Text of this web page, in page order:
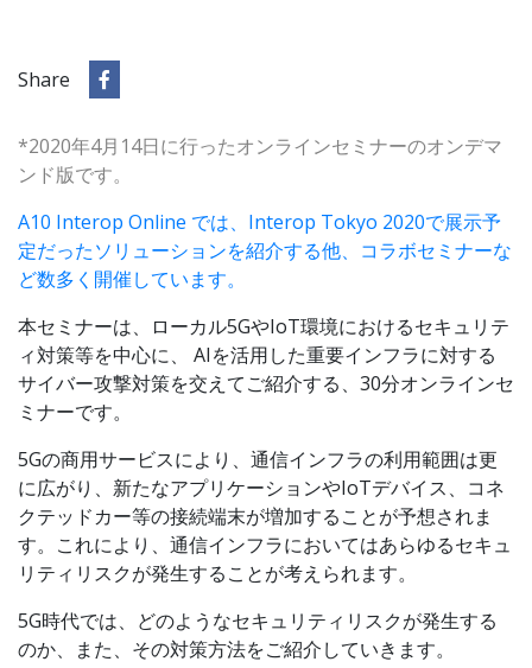
Share
*2020年4月14日に行ったオンラインセミナーのオンデマ
ンド版です。
A10 Interop Online では、Interop Tokyo 2020で展示予
定だったソリューションを紹介する他、コラボセミナーな
ど数多く開催しています。
本セミナーは、ローカル5GやIoT環境におけるセキュリテ
ィ対策等を中心に、 AIを活用した重要インフラに対する
サイバー攻撃対策を交えてご紹介する、30分オンラインセ
ミナーです。
5Gの商用サービスにより、通信インフラの利用範囲は更
に広がり、新たなアプリケーションやIoTデバイス、コネ
クテッドカー等の接続端末が増加することが予想されま
す。これにより、通信インフラにおいてはあらゆるセキュ
リティリスクが発生することが考えられます。
5G時代では、どのようなセキュリティリスクが発生する
のか、また、その対策方法をご紹介していきます。